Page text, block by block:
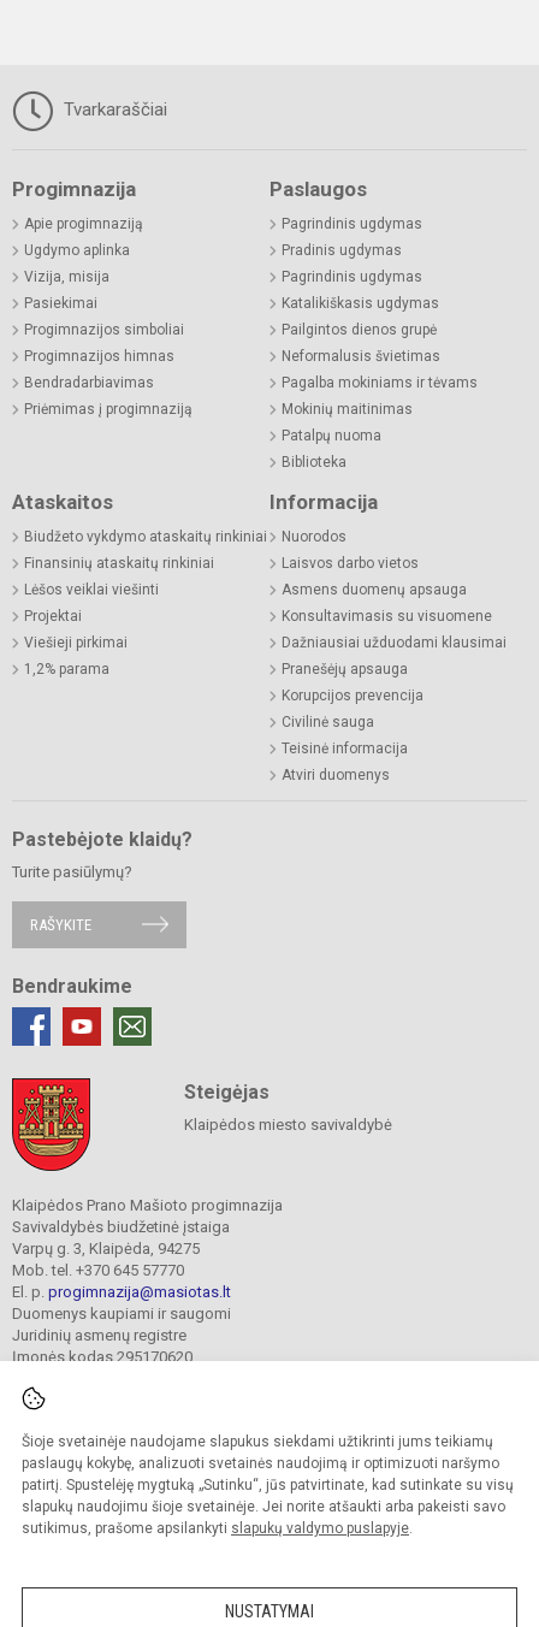
Šioje svetainėje naudojame slapukus siekdami užtikrinti jums teikiamų
paslaugų kokybę, analizuoti svetainės naudojimą ir optimizuoti naršymo
patirtį. Spustelėję mygtuką „Sutinku“, jūs patvirtinate, kad sutinkate su visų
slapukų naudojimu šioje svetainėje. Jei norite atšaukti arba pakeisti savo
sutikimus, prašome apsilankyti slapukų valdymo puslapyje.
NUSTATYMAI
Tvarkaraščiai
Progimnazija
Apie progimnaziją
Ugdymo aplinka
Vizija, misija
Pasiekimai
Progimnazijos simboliai
Progimnazijos himnas
Bendradarbiavimas
Priėmimas į progimnaziją
Paslaugos
Pagrindinis ugdymas
Pradinis ugdymas
Pagrindinis ugdymas
Katalikiškasis ugdymas
Pailgintos dienos grupė
Neformalusis švietimas
Pagalba mokiniams ir tėvams
Mokinių maitinimas
Patalpų nuoma
Biblioteka
Ataskaitos
Biudžeto vykdymo ataskaitų rinkiniai
Finansinių ataskaitų rinkiniai
Lėšos veiklai viešinti
Projektai
Viešieji pirkimai
1,2% parama
Informacija
Nuorodos
Laisvos darbo vietos
Asmens duomenų apsauga
Konsultavimasis su visuomene
Dažniausiai užduodami klausimai
Pranešėjų apsauga
Korupcijos prevencija
Civilinė sauga
Teisinė informacija
Atviri duomenys
Pastebėjote klaidų?
Turite pasiūlymų?
RAŠYKITE
Bendraukime
Steigėjas
Klaipėdos miesto savivaldybė
Klaipėdos Prano Mašioto progimnazija
Savivaldybės biudžetinė įstaiga
Varpų g. 3, Klaipėda, 94275
Mob. tel. +370 645 57770
El. p. progimnazija@masiotas.lt
Duomenys kaupiami ir saugomi
Juridinių asmenų registre
Įmonės kodas 295170620
© 2022. Klaipėdos Prano Mašioto progimnazija. Visos teisės saugomos.
Kopijuoti turinį be raštiško įstaigos administracijos sutikimo griežtai draudžiama.
Prieinamumo paraiška Slapukų valdymas
Sumanus būdas atnaujinti